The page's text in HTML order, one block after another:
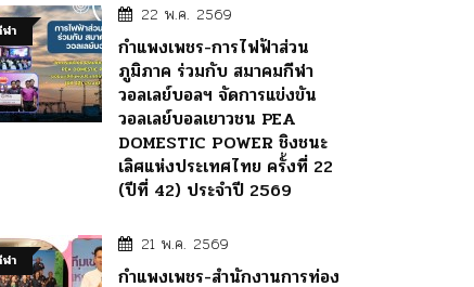
า
22 พ.ค. 2569
กำแพงเพชร-การไฟฟ้าส่วน
ภูมิภาค ร่วมกับ สมาคมกีฬา
วอลเลย์บอลฯ จัดการแข่งขัน
วอลเลย์บอลเยาวชน PEA
DOMESTIC POWER ชิงชนะ
เลิศแห่งประเทศไทย ครั้งที่ 22
(ปีที่ 42) ประจำปี 2569
า
21 พ.ค. 2569
กำแพงเพชร-สำนักงานการท่อง